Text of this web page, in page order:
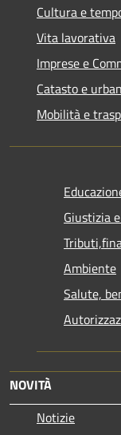
Cultura e
Vita lavorativa
Imprese e
Catasto e
Mobilità e
Giustizia
Ambiente
Salute,
NOVITÀ
Notizie